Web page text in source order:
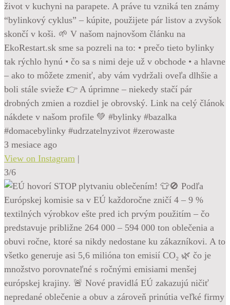
život v kuchyni na parapete. A práve tu vzniká ten známy
“bylinkový cyklus” – kúpite, použijete pár listov a zvyšok
skončí v koši. 🌱 V našom najnovšom článku na
EkoRestart.sk sme sa pozreli na to: • prečo tieto bylinky
tak rýchlo hynú • čo sa s nimi deje už v obchode • a hlavne
– ako to môžete zmeniť, aby vám vydržali oveľa dlhšie a
boli stále svieže 👉 A úprimne – niekedy stačí pár
drobných zmien a rozdiel je obrovský. Link na celý článok
nákdete v našom profile 💚 #bylinky #bazalka
#domacebylinky #udrzatelnyzivot #zerowaste
3 mesiace ago
View on Instagram |
3/6